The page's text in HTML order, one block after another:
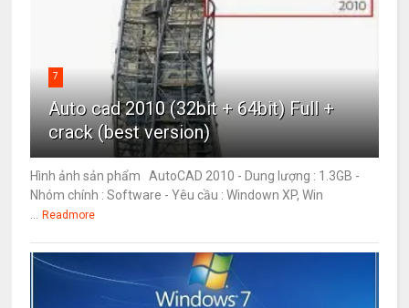
7
Auto cad 2010 (32bit + 64bit) Full +
crack (best version)
Hình ảnh sản phẩm AutoCAD 2010 - Dung lượng : 1.3GB -
Nhóm chính : Software - Yêu cầu : Windown XP, Win
Readmore